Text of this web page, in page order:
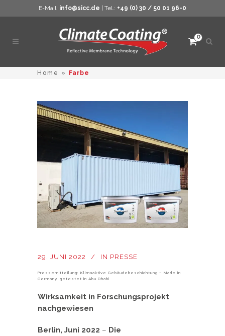
E-Mail: info@sicc.de | Tel.: +49 (0) 30 / 50 01 96-0
0
Home » Farbe
29. JUNI 2022 IN PRESSE
Pressemitteilung: Klimaaktive Gebäudebeschichtung – Made in
Germany, getestet in Abu Dhabi
Wirksamkeit in Forschungsprojekt
nachgewiesen
Berlin, Juni 2022 – Die